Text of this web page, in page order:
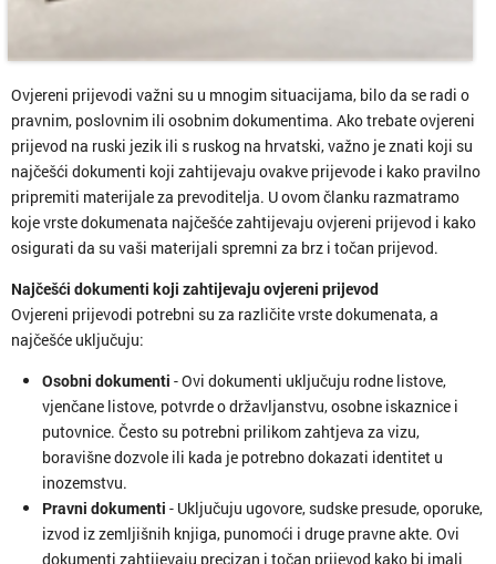
Ovjereni prijevodi važni su u mnogim situacijama, bilo da se radi o
pravnim, poslovnim ili osobnim dokumentima. Ako trebate ovjereni
prijevod na ruski jezik ili s ruskog na hrvatski, važno je znati koji su
najčešći dokumenti koji zahtijevaju ovakve prijevode i kako pravilno
pripremiti materijale za prevoditelja. U ovom članku razmatramo
koje vrste dokumenata najčešće zahtijevaju ovjereni prijevod i kako
osigurati da su vaši materijali spremni za brz i točan prijevod.
Najčešći dokumenti koji zahtijevaju ovjereni prijevod
Ovjereni prijevodi potrebni su za različite vrste dokumenata, a
najčešće uključuju:
Osobni dokumenti - Ovi dokumenti uključuju rodne listove,
vjenčane listove, potvrde o državljanstvu, osobne iskaznice i
putovnice. Često su potrebni prilikom zahtjeva za vizu,
boravišne dozvole ili kada je potrebno dokazati identitet u
inozemstvu.
Pravni dokumenti - Uključuju ugovore, sudske presude, oporuke,
izvod iz zemljišnih knjiga, punomoći i druge pravne akte. Ovi
dokumenti zahtijevaju precizan i točan prijevod kako bi imali